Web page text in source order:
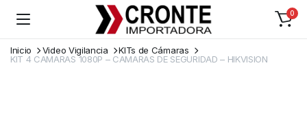
0
Inicio Video Vigilancia
KITs de Cámaras
KIT 4 CAMARAS 1080P – CAMARAS DE SEGURIDAD – HIKVISION